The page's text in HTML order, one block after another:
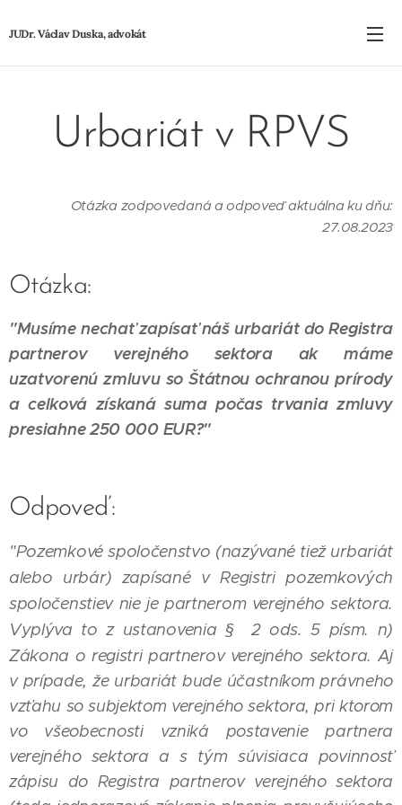
JUDr. Václav Duska, advokát
Urbariát v RPVS
Otázka zodpovedaná a odpoveď aktuálna ku dňu:
27.08.2023
Otázka:
"Musíme nechať zapísať náš urbariát do Registra
partnerov verejného sektora ak máme
uzatvorenú zmluvu so Štátnou ochranou prírody
a celková získaná suma počas trvania zmluvy
presiahne 250 000 EUR?"
Odpoveď:
"Pozemkové spoločenstvo (nazývané tiež urbariát
alebo urbár) zapísané v Registri pozemkových
spoločenstiev nie je partnerom verejného sektora.
Vyplýva to z ustanovenia § 2 ods. 5 písm. n)
Zákona o registri partnerov verejného sektora. Aj
v prípade, že urbariát bude účastníkom právneho
vzťahu so subjektom verejného sektora, pri ktorom
vo všeobecnosti vzniká postavenie partnera
verejného sektora a s tým súvisiaca povinnosť
zápisu do Registra partnerov verejného sektora